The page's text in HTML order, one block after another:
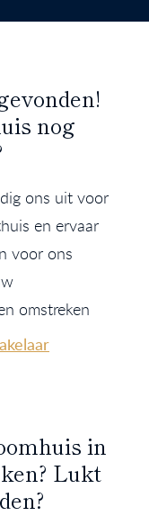
nog
ons uit voor
en ervaar
voor ons
omstreken
in
Lukt